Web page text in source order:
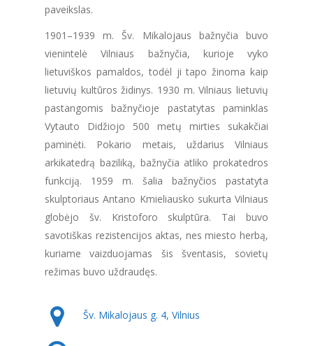
paveikslas.
1901–1939 m. Šv. Mikalojaus bažnyčia buvo
vienintelė Vilniaus bažnyčia, kurioje vyko
lietuviškos pamaldos, todėl ji tapo žinoma kaip
lietuvių kultūros židinys. 1930 m. Vilniaus lietuvių
pastangomis bažnyčioje pastatytas paminklas
Vytauto Didžiojo 500 metų mirties sukakčiai
paminėti. Pokario metais, uždarius Vilniaus
arkikatedrą baziliką, bažnyčia atliko prokatedros
funkciją. 1959 m. šalia bažnyčios pastatyta
skulptoriaus Antano Kmieliausko sukurta Vilniaus
globėjo šv. Kristoforo skulptūra. Tai buvo
savotiškas rezistencijos aktas, nes miesto herbą,
kuriame vaizduojamas šis šventasis, sovietų
režimas buvo uždraudęs.
Šv. Mikalojaus g. 4, Vilnius